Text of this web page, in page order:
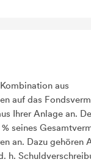
aus
auf das
Ihrer Anlage an.
seines
an. Dazu gehören
h.